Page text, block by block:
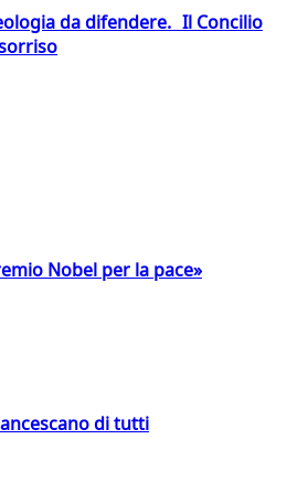
da difendere. Il Concilio
Nobel per la pace»
di tutti